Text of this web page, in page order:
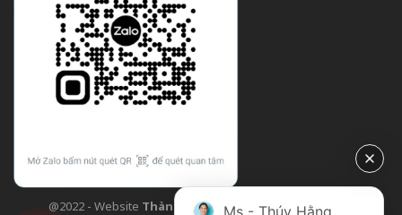
@2022 - Website Thành Công Flower| Design bởi
Ms - Thúy Hằng